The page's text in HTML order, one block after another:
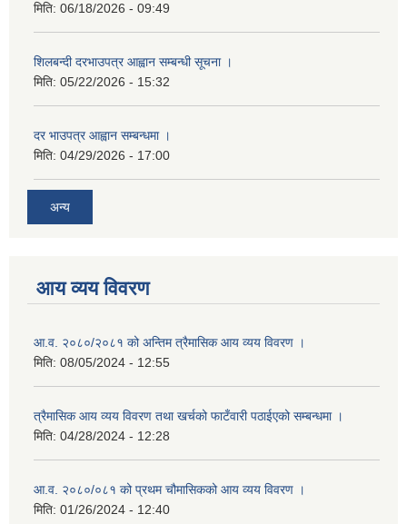
मिति: 06/18/2026 - 09:49
शिलबन्दी दरभाउपत्र आह्वान सम्बन्धी सूचना ।
मिति: 05/22/2026 - 15:32
दर भाउपत्र आह्वान सम्बन्धमा ।
मिति: 04/29/2026 - 17:00
अन्य
आय व्यय विवरण
आ.व. २०८०/२०८१ को अन्तिम त्रैमासिक आय व्यय विवरण ।
मिति: 08/05/2024 - 12:55
त्रैमासिक आय व्यय विवरण तथा खर्चको फाटँवारी पठाईएको सम्बन्धमा ।
मिति: 04/28/2024 - 12:28
आ.व. २०८०/०८१ को प्रथम चौमासिकको आय व्यय विवरण ।
मिति: 01/26/2024 - 12:40